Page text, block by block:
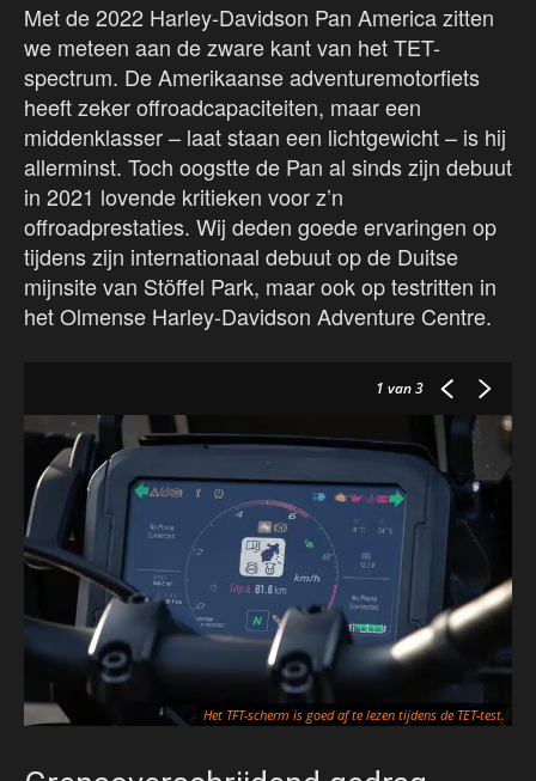
Met de 2022 Harley-Davidson Pan America zitten
we meteen aan de zware kant van het TET-
spectrum. De Amerikaanse adventuremotorfiets
heeft zeker offroadcapaciteiten, maar een
middenklasser – laat staan een lichtgewicht – is hij
allerminst. Toch oogstte de Pan al sinds zijn debuut
in 2021 lovende kritieken voor z’n
offroadprestaties. Wij deden goede ervaringen op
tijdens zijn internationaal debuut op de Duitse
mijnsite van Stöffel Park, maar ook op testritten in
het Olmense Harley-Davidson Adventure Centre.
1 van 3
Het TFT-scherm is goed af te lezen tijdens de TET-test.